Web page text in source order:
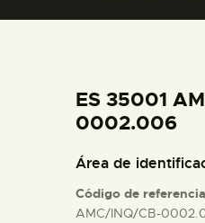
ESPAÑOL
ES 35001
0002.006
Área de
Código de referencia
AMC/INQ/CB-